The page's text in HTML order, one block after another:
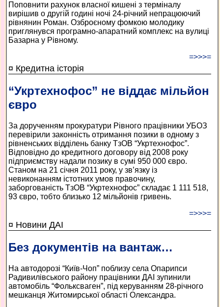
Поповнити рахунок власної кишені з терміналу
вирішив о другій годині ночі 24-річний непрацюючий
рівнянин Роман. Озброєному фомкою молодику
приглянувся програмно-апаратний комплекс на вулиці
Базарна у Рівному.
=>>>=
¤ Кредитна історія
“Укртехнофос” не віддає мільйон
євро
За дорученням прокуратури Рівного працівники УБОЗ
перевірили законність отримання позики в одному з
рівненських відділень банку ТзОВ “Укртехнофос”.
Відповідно до кредитного договору від 2008 року
підприємству надали позику в сумі 950 000 євро.
Станом на 21 січня 2011 року, у зв’язку із
невиконанням істотних умов правочину,
заборгованість ТзОВ “Укртехнофос” складає 1 111 518,
93 євро, тобто близько 12 мільйонів гривень.
=>>>=
¤ Новини ДАІ
Без документів на вантаж…
На автодорозі “Київ-Чоп” поблизу села Опарипси
Радивилівського району працівники ДАІ зупинили
автомобіль “Фольксваген”, під керуванням 28-річного
мешканця Житомирської області Олександра.